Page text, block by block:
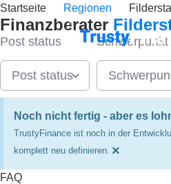
Startseite Regionen
Finanzberater
Post status
Post status
Schwerpunkt
Noch nicht fertig - aber es
TrustyFinance ist noch in der
komplett neu definieren. ×
FAQ